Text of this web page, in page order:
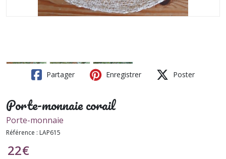
Partager Enregistrer Poster
Porte-monnaie corail
Porte-monnaie
Référence : LAP615
22€